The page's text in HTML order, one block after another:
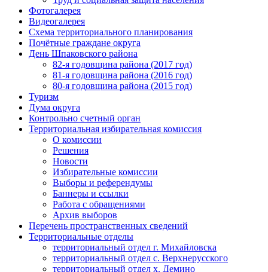
Фотогалерея
Видеогалерея
Схема территориального планирования
Почётные граждане округа
День Шпаковского района
82-я годовщина района (2017 год)
81-я годовщина района (2016 год)
80-я годовщина района (2015 год)
Туризм
Дума округа
Контрольно счетный орган
Территориальная избирательная комиссия
О комиссии
Решения
Новости
Избирательные комиссии
Выборы и референдумы
Баннеры и ссылки
Работа с обращениями
Архив выборов
Перечень пространственных сведений
Территориальные отделы
территориальный отдел г. Михайловска
территориальный отдел с. Верхнерусского
территориальный отдел х. Демино